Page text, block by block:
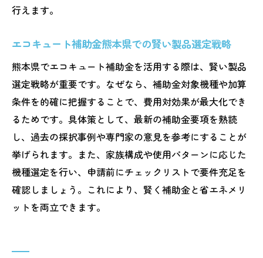
行えます。
エコキュート補助金熊本県での賢い製品選定戦略
熊本県でエコキュート補助金を活用する際は、賢い製品
選定戦略が重要です。なぜなら、補助金対象機種や加算
条件を的確に把握することで、費用対効果が最大化でき
るためです。具体策として、最新の補助金要項を熟読
し、過去の採択事例や専門家の意見を参考にすることが
挙げられます。また、家族構成や使用パターンに応じた
機種選定を行い、申請前にチェックリストで要件充足を
確認しましょう。これにより、賢く補助金と省エネメリ
ットを両立できます。